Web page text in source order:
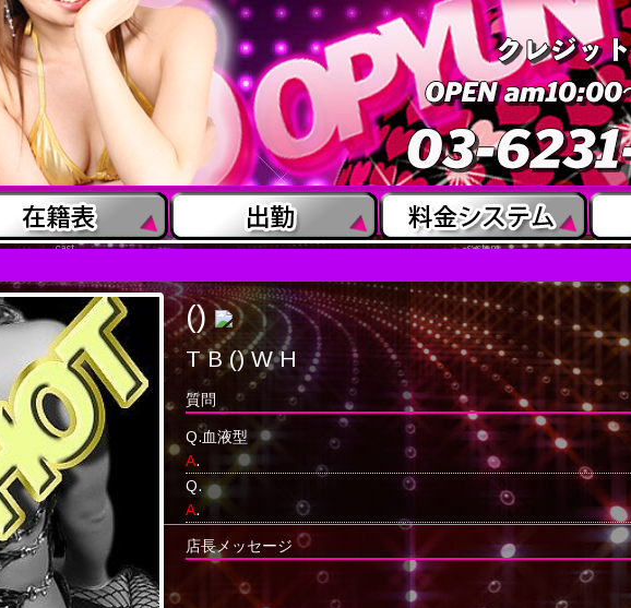
cast system
()
T B () W H
質問
Q.血液型
A.
Q.
A.
店長メッセージ